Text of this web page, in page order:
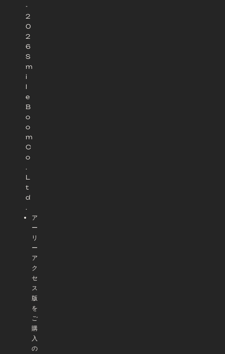
-
2
0
2
6
S
m
i
l
e
B
o
o
m
C
o
.
L
t
d
.
ア
ー
リ
ー
ア
ク
セ
ス
版
を
ご
購
入
の